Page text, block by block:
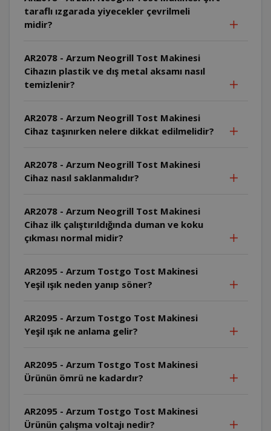
taraflı ızgarada yiyecekler çevrilmeli
midir?
AR2078 - Arzum Neogrill Tost Makinesi
Cihazın plastik ve dış metal aksamı nasıl
temizlenir?
AR2078 - Arzum Neogrill Tost Makinesi
Cihaz taşınırken nelere dikkat edilmelidir?
AR2078 - Arzum Neogrill Tost Makinesi
Cihaz nasıl saklanmalıdır?
AR2078 - Arzum Neogrill Tost Makinesi
Cihaz ilk çalıştırıldığında duman ve koku
çıkması normal midir?
AR2095 - Arzum Tostgo Tost Makinesi
Yeşil ışık neden yanıp söner?
AR2095 - Arzum Tostgo Tost Makinesi
Yeşil ışık ne anlama gelir?
AR2095 - Arzum Tostgo Tost Makinesi
Ürünün ömrü ne kadardır?
AR2095 - Arzum Tostgo Tost Makinesi
Ürünün çalışma voltajı nedir?